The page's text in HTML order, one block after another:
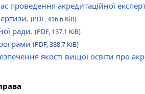
проведення акредитаційної
(PDF, 416.6 KiB)
ради. (PDF, 157.1 KiB)
(PDF, 388.7 KiB)
якості вищої освіти про